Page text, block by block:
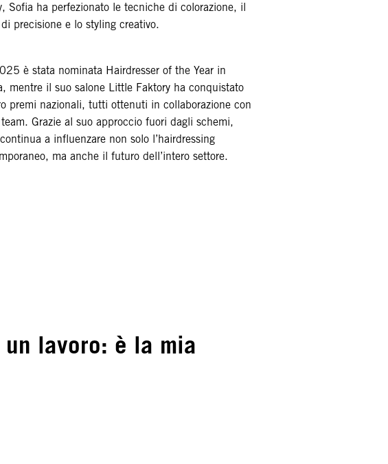
Sofia ha perfezionato le tecniche di colorazione, il
precisione e lo styling creativo.
è stata nominata Hairdresser of the Year in
mentre il suo salone Little Faktory ha conquistato
premi nazionali, tutti ottenuti in collaborazione con
Grazie al suo approccio fuori dagli schemi,
a influenzare non solo l’hairdressing
ma anche il futuro dell’intero settore.
lavoro: è la mia